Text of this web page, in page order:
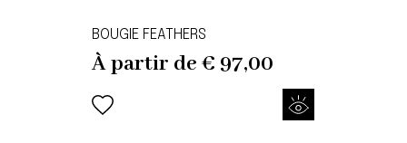
BOUGIE FEATHERS
À partir de€ 97,00